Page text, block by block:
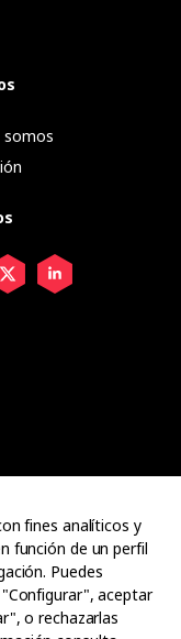
somos
fines analíticos y
función de un perfil
Puedes
aceptar
o rechazarlas